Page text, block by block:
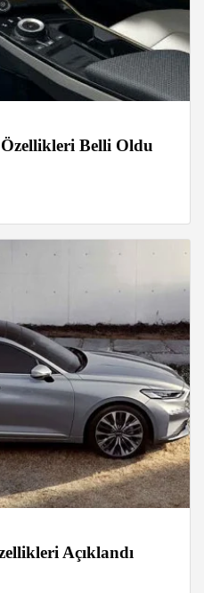
Belli Oldu
Açıklandı